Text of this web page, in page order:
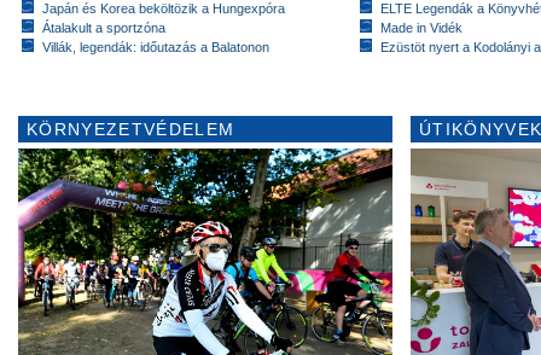
Japán és Korea beköltözik a Hungexpóra
Átalakult a sportzóna
Villák, legendák: időutazás a Balatonon
ELTE Legendák a
Made in Vidék
Ezüstöt nyert a Kodolányi
KÖRNYEZETVÉDELEM